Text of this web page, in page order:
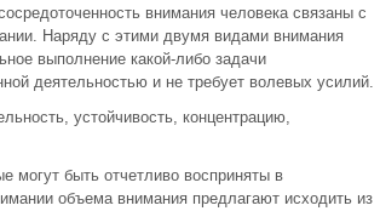
внимания человека связаны с
Наряду с этими двумя видами внимания
выполнение какой-либо задачи
деятельностью и не требует волевых усилий.
устойчивость, концентрацию,
могут быть отчетливо восприняты в
объема внимания предлагают исходить из